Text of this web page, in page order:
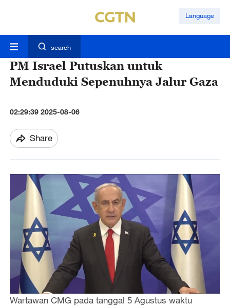
Language
search
PM Israel Putuskan untuk
Menduduki Sepenuhnya Jalur Gaza
02:29:39 2025-08-06
Share
Wartawan CMG pada tanggal 5 Agustus waktu